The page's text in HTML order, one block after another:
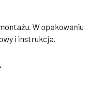
W opakowaniu
i instrukcja.